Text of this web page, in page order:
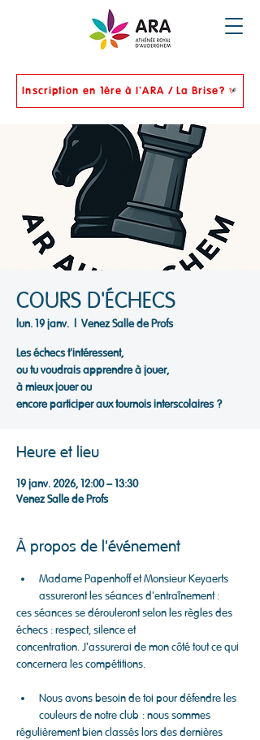
Inscription en 1ère à l'ARA / La Brise?
COURS D'ÉCHECS
lun. 19 janv.
  |
Venez Salle de Profs
Les échecs t'intéressent,
ou tu voudrais apprendre à jouer,
à mieux jouer ou
encore participer aux tournois interscolaires ?
Heure et lieu
19 janv. 2026, 12:00 – 13:30
Venez Salle de Profs
À propos de l'événement
Madame Papenhoff et Monsieur Keyaerts
assureront les séances d'entraînement :
ces séances se dérouleront selon les règles des
échecs : respect, silence et
concentration. J'assurerai de mon côté tout ce qui
concernera les compétitions.
Nous avons besoin de toi pour défendre les
couleurs de notre club : nous sommes
régulièrement bien classés lors des dernières